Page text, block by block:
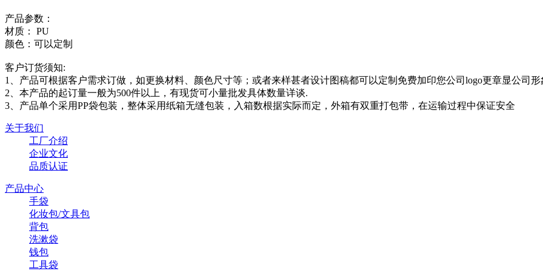
产品参数：
材质： PU
颜色：可以定制
客户订货须知:
1、产品可根据客户需求订做，如更换材料、颜色尺寸等；或者来样甚者设计图稿都可以定制免费加印您公司logo更章显公司形
2、本产品的起订量一般为500件以上，有现货可小量批发具体数量详谈.
3、产品单个采用PP袋包装，整体采用纸箱无缝包装，入箱数根据实际而定，外箱有双重打包带，在运输过程中保证安全
关于我们
工厂介绍
企业文化
品质认证
产品中心
手袋
化妆包/文具包
背包
洗漱袋
钱包
工具袋